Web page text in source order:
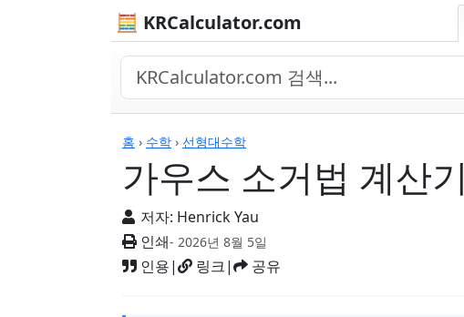
🧮 KRCalculator.com
홈 › 수학 › 선형대수학
가우스 소거법 계산기
저자: Henrick Yau
인쇄- 2026년 8월 5일
인용| 링크| 공유
계산기